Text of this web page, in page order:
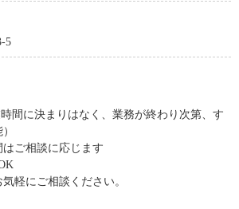
5
間に決まりはなく、業務が終わり次第、す
ご相談に応じます
軽にご相談ください。